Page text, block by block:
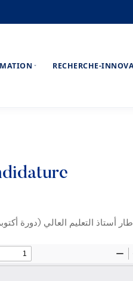
RECHERCHE-
التعليم العالي (دورة أكتوبر –